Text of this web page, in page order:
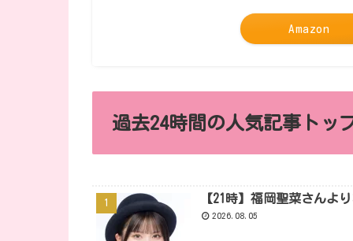
Amazon
過去24時間の人気記事トッ
【21時】福岡聖菜さんよ
2026.08.05